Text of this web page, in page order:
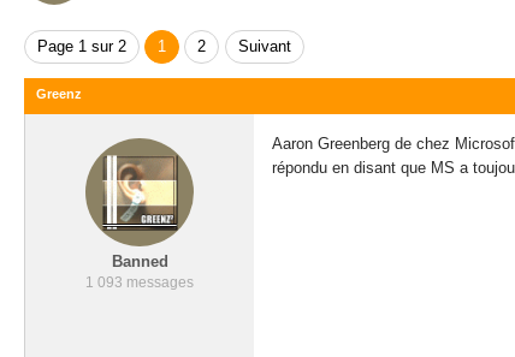
Page 1 sur 2 1 2 Suivant
Greenz
Banned
1 093 messages
Aaron Greenberg de chez
répondu en disant que MS a